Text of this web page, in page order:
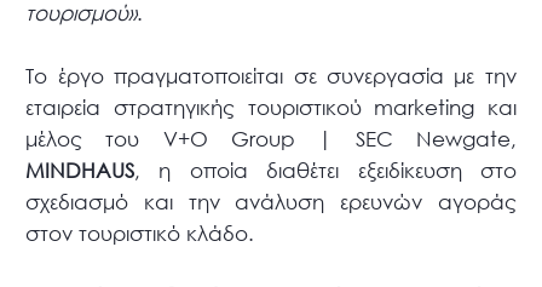
τουρισμού».
Το έργο πραγματοποιείται σε συνεργασία με την
εταιρεία στρατηγικής τουριστικού marketing και
μέλος του V+O Group | SEC Newgate,
MINDHAUS, η οποία διαθέτει εξειδίκευση στο
σχεδιασμό και την ανάλυση ερευνών αγοράς
στον τουριστικό κλάδο.